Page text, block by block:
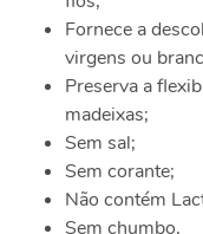
Fornece a
virgens ou
Preserva a
madeixas;
Sem sal;
Sem corante;
Não contém
Sem chumbo,